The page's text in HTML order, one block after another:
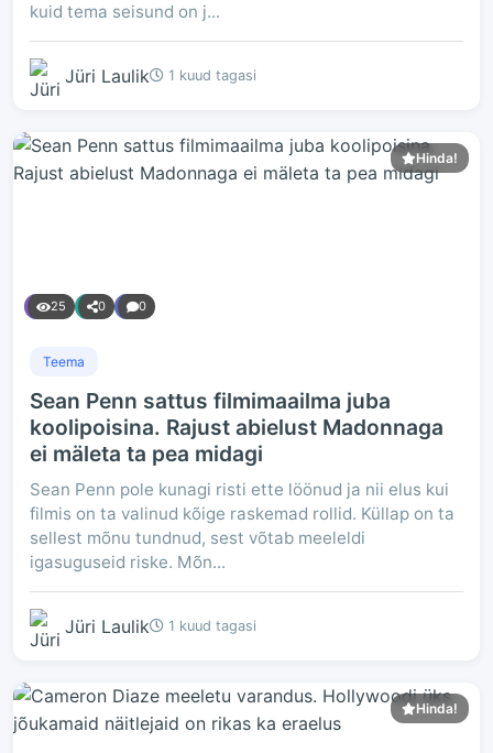
kuid tema seisund on j...
Jüri Laulik 1 kuud tagasi
Hinda!
25 0 0
Teema
Sean Penn sattus filmimaailma juba
koolipoisina. Rajust abielust Madonnaga
ei mäleta ta pea midagi
Sean Penn pole kunagi risti ette löönud ja nii elus kui
filmis on ta valinud kõige raskemad rollid. Küllap on ta
sellest mõnu tundnud, sest võtab meeleldi
igasuguseid riske. Mõn...
Jüri Laulik 1 kuud tagasi
Hinda!